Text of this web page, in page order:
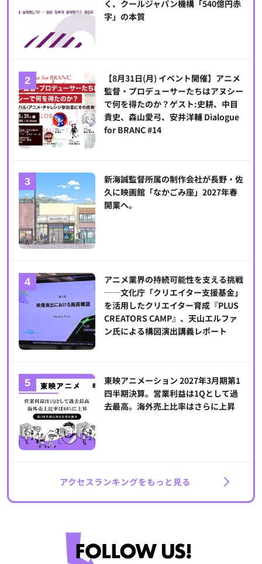
く、クールジャパン機構「540億円赤
字」の本質
【8月31日(月) イベント開催】アニメ
監督・プロデューサーたちはアヌシー
で何を得たのか？ゲスト:史耕、中目
貴史、森山愛弓、安井洋輔 Dialogue
for BRANC #14
新海誠監督所属の制作会社が長野・佐
久に映画館「なかごみ座」2027年春
開業へ。
アニメ業界の持続可能性を支える挑戦
──文化庁「クリエイター支援基金」
を活用したクリエイター育成『PLUS
CREATORS CAMP』、天山エルファ
ン氏による構図演出講義レポート
東映アニメーション 2027年3月期第1
四半期決算。営業利益は1Qとして過
去最高。海外売上比率はさらに上昇
アクセスランキングをもっと見る